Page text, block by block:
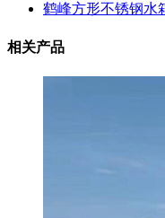
鹤峰方形不锈钢水
相关产品